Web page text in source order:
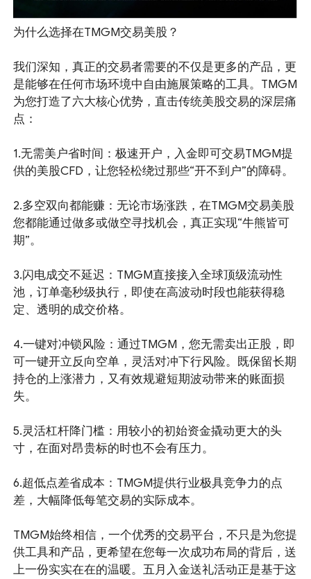
为什么选择在TMGM交易美股？
我们深知，真正的交易者需要的不仅是更多的产品，更
是能够在任何市场环境中自由施展策略的工具。TMGM
为您打造了六大核心优势，直击传统美股交易的深层痛
点：
1.无需美户省时间：极速开户，入金即可交易TMGM提
供的美股CFD，让您轻松绕过那些“开不到户”的障碍。
2.多空双向都能赚：无论市场涨跌，在TMGM交易美股
您都能通过做多或做空寻找机会，真正实现“牛熊皆可
期”。
3.闪电成交不延迟：TMGM直接接入全球顶级流动性
池，订单毫秒级执行，即使在高波动时段也能获得稳
定、透明的成交价格。
4.一键对冲锁风险：通过TMGM，您无需卖出正股，即
可一键开立反向空单，灵活对冲下行风险。既保留长期
持仓的上涨潜力，又有效规避短期波动带来的账面损
失。
5.灵活杠杆降门槛：用较小的初始资金撬动更大的头
寸，在面对昂贵标的时也不会有压力。
6.超低点差省成本：TMGM提供行业极具竞争力的点
差，大幅降低每笔交易的实际成本。
TMGM始终相信，一个优秀的交易平台，不只是为您提
供工具和产品，更希望在您每一次成功布局的背后，送
上一份实实在在的温暖。五月入金送礼活动正是基于这